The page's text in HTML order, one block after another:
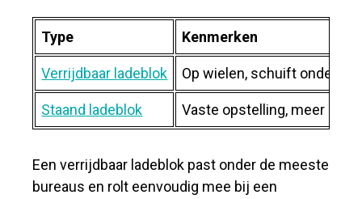
Type Kenmerken
Verrijdbaar ladeblok Op wielen, schuift onder
Staand ladeblok Vaste opstelling, meer
Een verrijdbaar ladeblok past onder de meeste
bureaus en rolt eenvoudig mee bij een